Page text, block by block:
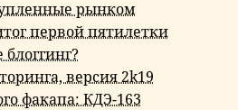
рынком
первой пятилетки
версия 2k19
факапа: КДЭ-163